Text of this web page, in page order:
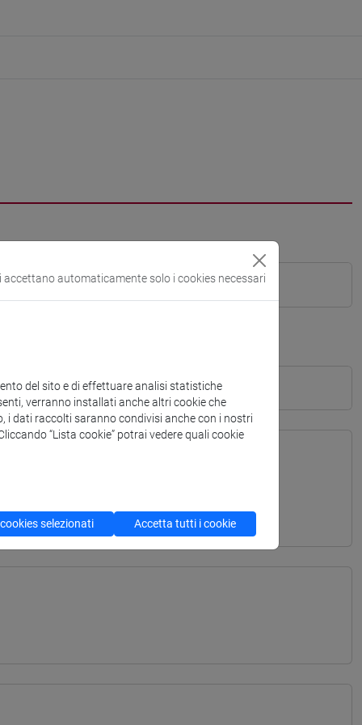
automaticamente solo i cookies necessari
del sito e di effettuare analisi statistiche
verranno installati anche altri cookie che
i dati raccolti saranno condivisi anche con i nostri
“Lista cookie” potrai vedere quali cookie
selezionati Accetta tutti i cookie